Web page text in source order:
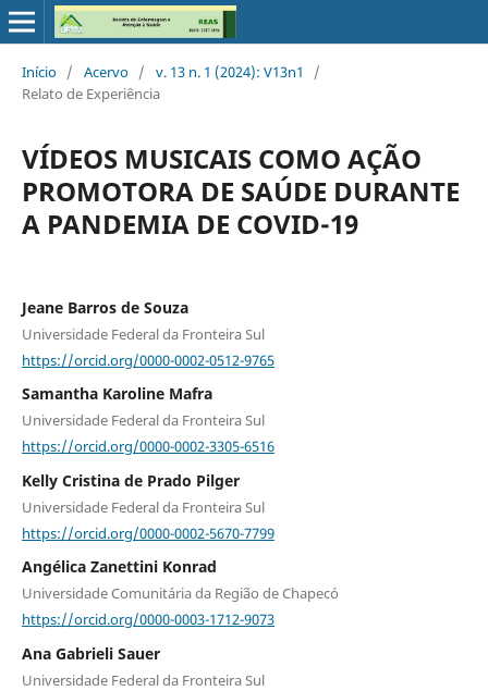
Início / Acervo / v. 13 n. 1 (2024): V13n1
/
Relato de Experiência
VÍDEOS MUSICAIS COMO AÇÃO
PROMOTORA DE SAÚDE DURANTE
A PANDEMIA DE COVID-19
Jeane Barros de Souza
Universidade Federal da Fronteira Sul
https://orcid.org/0000-0002-0512-9765
Samantha Karoline Mafra
Universidade Federal da Fronteira Sul
https://orcid.org/0000-0002-3305-6516
Kelly Cristina de Prado Pilger
Universidade Federal da Fronteira Sul
https://orcid.org/0000-0002-5670-7799
Angélica Zanettini Konrad
Universidade Comunitária da Região de Chapecó
https://orcid.org/0000-0003-1712-9073
Ana Gabrieli Sauer
Universidade Federal da Fronteira Sul